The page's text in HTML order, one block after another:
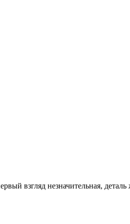
взгляд незначительная, деталь